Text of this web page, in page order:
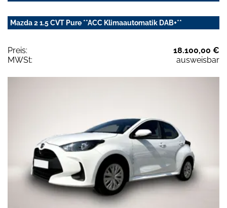
Mazda 2 1.5 CVT Pure **ACC Klimaautomatik DAB+**
Preis:
18.100,00 €
MWSt:
ausweisbar